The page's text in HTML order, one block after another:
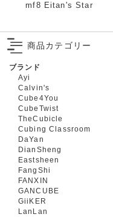
mf8 Eitan's Star
商品カテゴリー
ブランド
Ayi
Calvin's
Cube4You
CubeTwist
TheCubicle
Cubing Classroom
DaYan
DianSheng
Eastsheen
FangShi
FANXIN
GANCUBE
GiiKER
LanLan